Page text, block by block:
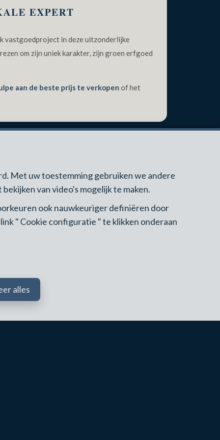
EXPERT
vastgoedproject in deze uitzonderlijke
om zijn uniek karakter, zijn groen erfgoed
aan de beste prijs te verkopen of het
Met uw toestemming gebruiken we andere
van video's mogelijk te maken.
ook nauwkeuriger definiëren door
" Cookie configuratie " te klikken onderaan
alles